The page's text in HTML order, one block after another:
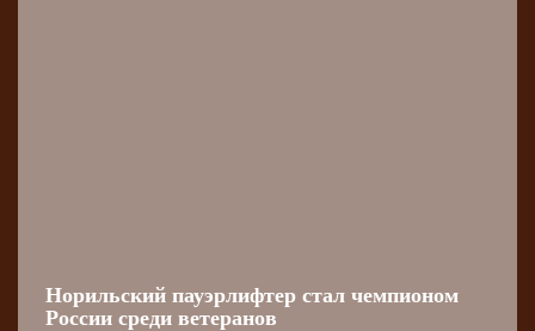
Норильский пауэрлифтер стал чемпионом
России среди ветеранов